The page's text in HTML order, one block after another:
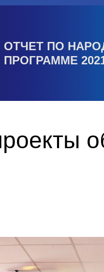
ОТЧЕТ ПО
ПРОГРАММЕ